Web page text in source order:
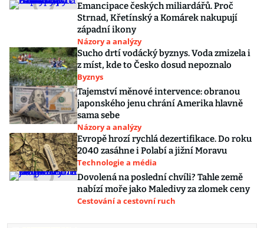
Emancipace českých miliardářů. Proč
Strnad, Křetínský a Komárek nakupují
západní ikony
Názory a analýzy
Sucho drtí vodácký byznys. Voda zmizela i
z míst, kde to Česko dosud nepoznalo
Byznys
Tajemství měnové intervence: obranou
japonského jenu chrání Amerika hlavně
sama sebe
Názory a analýzy
Evropě hrozí rychlá dezertifikace. Do roku
2040 zasáhne i Polabí a jižní Moravu
Technologie a média
Dovolená na poslední chvíli? Tahle země
nabízí moře jako Maledivy za zlomek ceny
Cestování a cestovní ruch